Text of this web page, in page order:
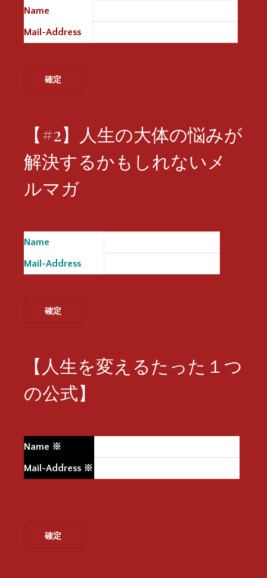
Name
Mail-Address
【#2】人生の大体の悩みが
解決するかもしれないメ
ルマガ
Name
Mail-Address
【人生を変えるたった１つ
の公式】
Name ※
Mail-Address ※